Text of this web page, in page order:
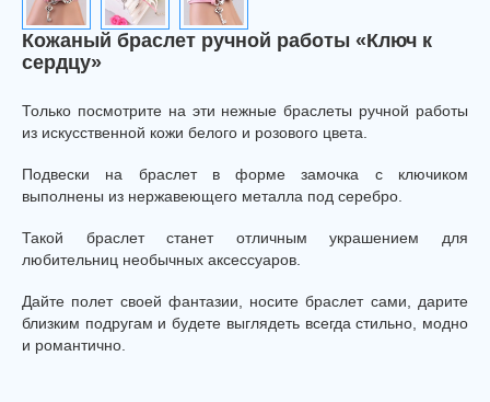
Кожаный браслет ручной работы «Ключ к
сердцу»
Только посмотрите на эти нежные браслеты ручной работы
из искусственной кожи белого и розового цвета.
Подвески на браслет в форме замочка с ключиком
выполнены из нержавеющего металла под серебро.
Такой браслет станет отличным украшением для
любительниц необычных аксессуаров.
Дайте полет своей фантазии, носите браслет сами, дарите
близким подругам и будете выглядеть всегда стильно, модно
и романтично.